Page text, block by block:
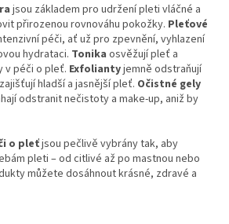
jsou základem pro udržení pleti vláčné a
přirozenou rovnováhu pokožky. Pleťové
péči, ať už pro zpevnění, vyhlazení
hydrataci. Tonika osvěžují pleť a
v péči o pleť. Exfoliantyjemně odstraňují
hladší a jasnější pleť. Očistné gely
odstranit nečistoty a make-up, aniž by
o pleťjsou pečlivě vybrány tak, aby
pleti – od citlivé až po mastnou nebo
můžete dosáhnout krásné, zdravé a